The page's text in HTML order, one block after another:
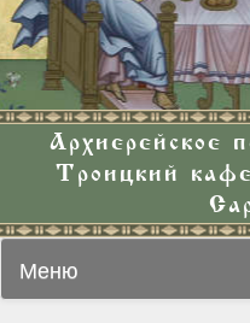
Архиерейское
Троицкий
Меню